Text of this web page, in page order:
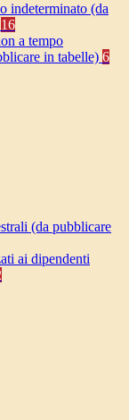
indeterminato (da
16
a tempo
in tabelle) 6
(da pubblicare
ai dipendenti